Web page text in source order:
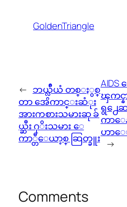
GoldenTriangle
← ဘယ္လ္ဂ်ီယံ တစ္ႏွစ္
တာ အေကာင္းဆံုး
အားကစားသမားဆု ခ်
ယ္ဆီး ဂုိးသမား ေ
ကာ္တီေယာ့စ္ ဆြတ္ခူး
AIDS
ၾကင္
ရွ႕ေ
ကာေ
ဟာေ
→
Comments